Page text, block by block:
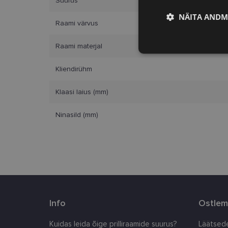
Raami värvus
Raami materjal
Kliendirühm
Klaasi laius (mm)
Ninasild (mm)
Info
Kuidas leida õige prilliraamide suurus?
NÄITA
country_ok